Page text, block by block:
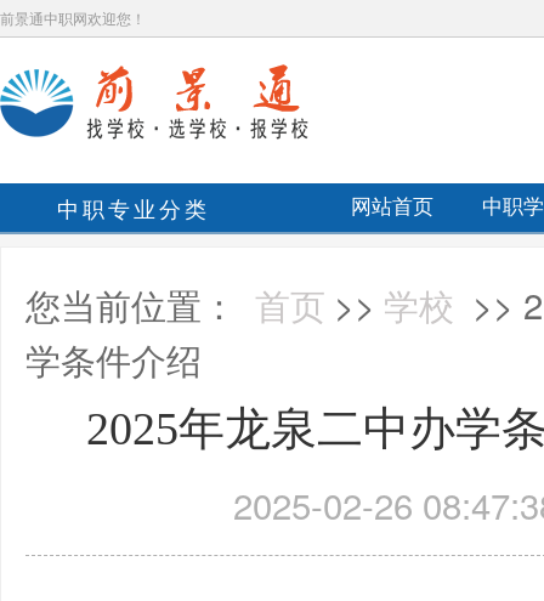
前景通中职网欢迎您！
中职专业分类 网站首页 中职
您当前位置： 首页 >> 学校 >>
学条件介绍
2025年龙泉二中办学
2025-02-26